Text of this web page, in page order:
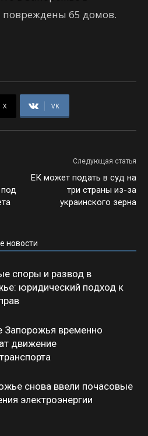
повреждены 65 домов.
X VK
Следующая статья
ЕК может подать в суд на
три страны из-за
украинского зерна
новости
споры и развод в
юридический подход к
Запорожья временно
движение
снова ввели почасовые
электроэнергии